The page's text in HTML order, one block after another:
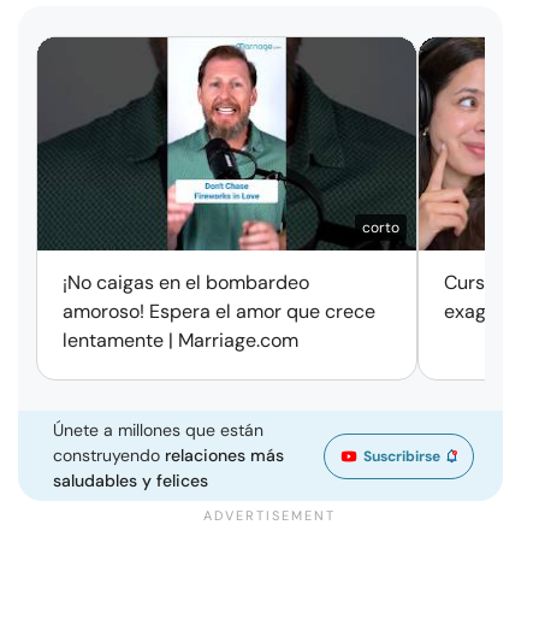
corto
¡No caigas en el bombardeo
amoroso! Espera el amor que crece
lentamente | Marriage.com
Cursos
Únete a millones que están
construyendo relaciones más
saludables y felices
Suscribirse